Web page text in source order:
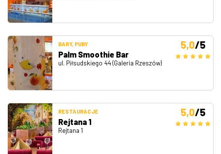
BARY, PUBY
Palm Smoothie Bar
ul. Piłsudskiego 44 (Galeria Rzeszów)
5,0/5
RESTAURACJE
Rejtana 1
Rejtana 1
5,0/5